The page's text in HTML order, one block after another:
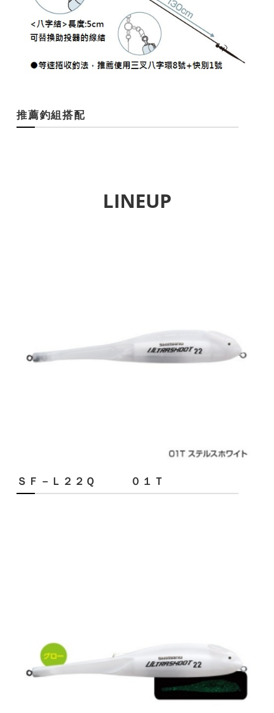
推薦釣組搭配
LINEUP
ＳＦ－Ｌ２２Ｑ ０１Ｔ